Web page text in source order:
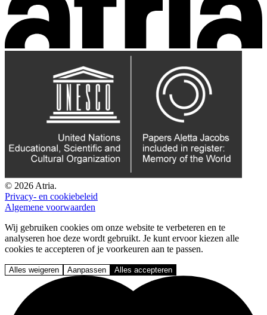
© 2026 Atria.
Privacy- en cookiebeleid
Algemene voorwaarden
Wij gebruiken cookies om onze website te verbeteren en te
analyseren hoe deze wordt gebruikt. Je kunt ervoor kiezen alle
cookies te accepteren of je voorkeuren aan te passen.
Alles weigeren Aanpassen Alles accepteren